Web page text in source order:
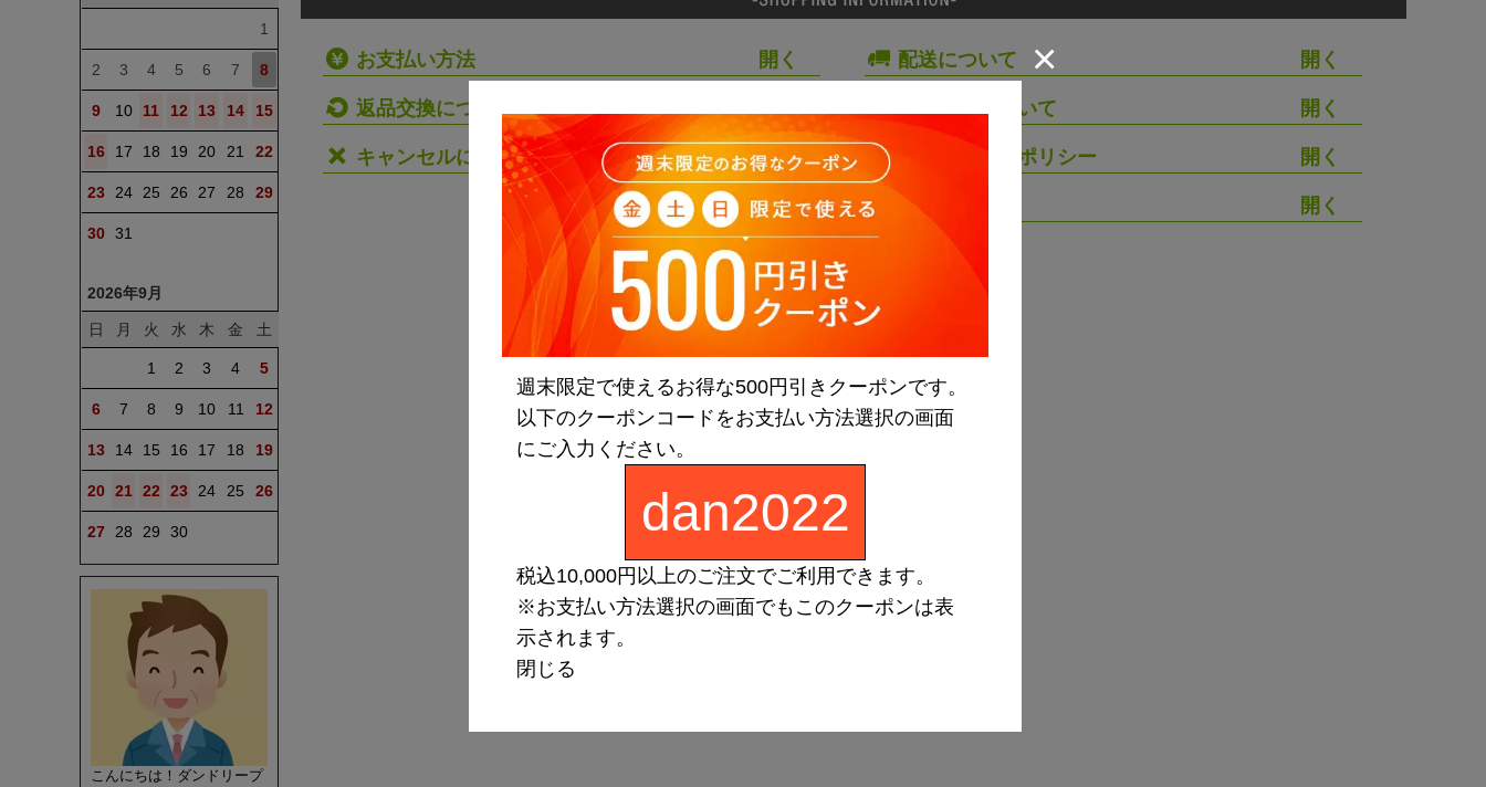
1
2 3 4 5 6 7 8
9 10 11 12 13 14 15
16 17 18 19 20 21 22
23 24 25 26 27 28 29
30 31
2026年9月
日 月 火 水 木 金 土
1 2 3 4 5
6 7 8 9 10 11 12
13 14 15 16 17 18 19
20 21 22 23 24 25 26
27 28 29 30
こんにちは！ダンドリープ
お支払い方法
返品交換について
キャンセルについて
配送について
営業時間について
プライバシーポリシー
お問い合わせ
×
週末限定で使えるお得な500円引きクーポンです。
以下のクーポンコードをお支払い方法選択の画面
にご入力ください。
dan2022
税込10,000円以上のご注文でご利用できます。
※お支払い方法選択の画面でもこのクーポンは表
示されます。
閉じる